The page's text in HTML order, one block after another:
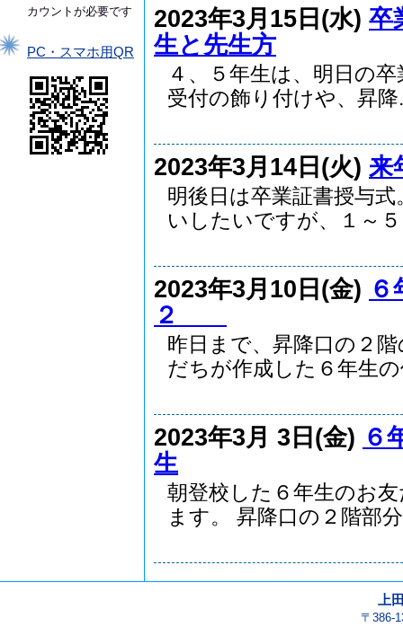
カウントが必要です
PC・スマホ用QR
2023年3月15日(水)
生と先生方
４、５年生は、明日の
受付の飾り付けや、昇降
2023年3月14日(火) 来
明後日は卒業証書授与
いしたいですが、１～
2023年3月10日(金)
２
昨日まで、昇降口の２
だちが作成した６年生
2023年3月 3日(金) ６
生
朝登校した６年生のお
ます。 昇降口の２階部
上
〒386-